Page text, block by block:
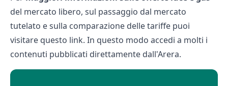
del mercato libero, sul passaggio dal mercato
tutelato e sulla comparazione delle tariffe puoi
visitare questo link. In questo modo accedi a molti i
contenuti pubblicati direttamente dall'Arera.